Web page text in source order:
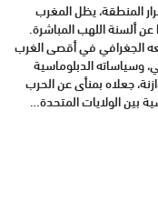
المنطقة، يظل المغرب
عن ألسنة اللهب المباشرة.
الجغرافي في أقصى الغرب
وسياساته الدبلوماسية
جعلاه بمنأى عن الحرب
بين الولايات المتحدة…